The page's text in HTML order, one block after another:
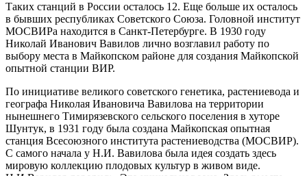
Таких станций в России осталось 12. Еще больше их осталось
в бывших республиках Советского Союза. Головной институт
МОСВИРа находится в Санкт-Петербурге. В 1930 году
Николай Иванович Вавилов лично возглавил работу по
выбору места в Майкопском районе для создания Майкопской
опытной станции ВИР.
По инициативе великого советского генетика, растениевода и
географа Николая Ивановича Вавилова на территории
нынешнего Тимирязевского сельского поселения в хуторе
Шунтук, в 1931 году была создана Майкопская опытная
станция Всесоюзного института растениеводства (МОСВИР).
С самого начала у Н.И. Вавилова была идея создать здесь
мировую коллекцию плодовых культур в живом виде.